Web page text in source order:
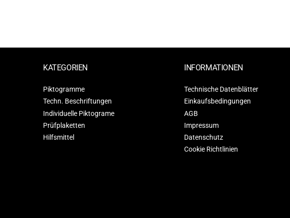
KATEGORIEN
Piktogramme
Techn. Beschriftungen
Individuelle Piktograme
Prüfplaketten
Hilfsmittel
INFORMATIONEN
Technische Datenblätter
Einkaufsbedingungen
AGB
Impressum
Datenschutz
Cookie Richtlinien